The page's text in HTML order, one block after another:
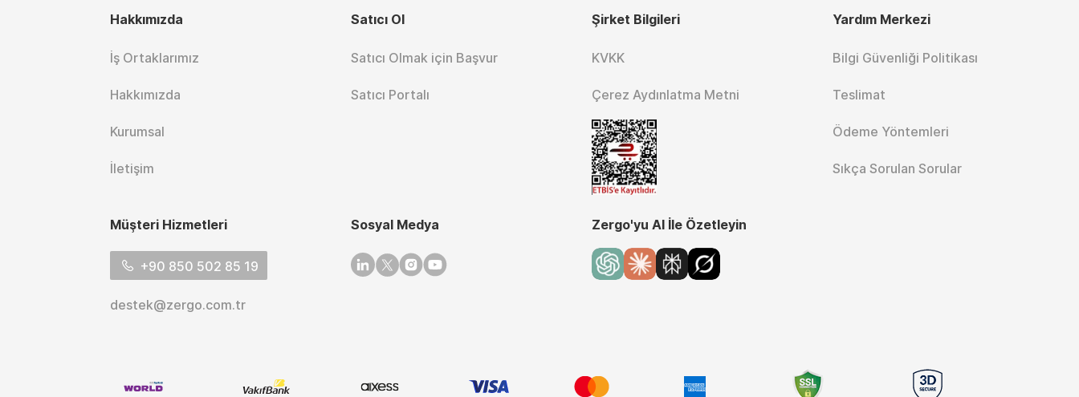
Hakkımızda
İş Ortaklarımız
Hakkımızda
Kurumsal
İletişim
Satıcı Ol
Satıcı Olmak için Başvur
Satıcı Portalı
Şirket Bilgileri
KVKK
Çerez Aydınlatma Metni
Yardım Merkezi
Bilgi Güvenliği Politikası
Teslimat
Ödeme Yöntemleri
Sıkça Sorulan Sorular
Müşteri Hizmetleri
+90 850 502 85 19
destek@zergo.com.tr
Sosyal Medya
Linkedin
TwitterInstagram
Youtube
Zergo'yu AI İle Özetleyin